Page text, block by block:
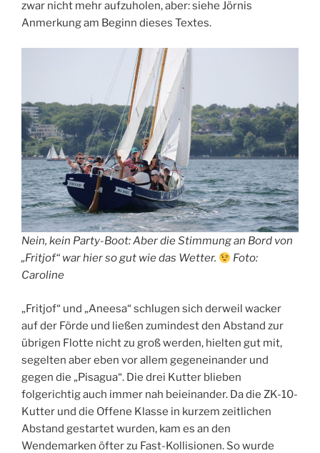
zwar nicht mehr aufzuholen, aber: siehe Jörnis
Anmerkung am Beginn dieses Textes.
Nein, kein Party-Boot: Aber die Stimmung an Bord von
„Fritjof“ war hier so gut wie das Wetter.
Foto:
Caroline
„Fritjof“ und „Aneesa“ schlugen sich derweil wacker
auf der Förde und ließen zumindest den Abstand zur
übrigen Flotte nicht zu groß werden, hielten gut mit,
segelten aber eben vor allem gegeneinander und
gegen die „Pisagua“. Die drei Kutter blieben
folgerichtig auch immer nah beieinander. Da die ZK-10-
Kutter und die Offene Klasse in kurzem zeitlichen
Abstand gestartet wurden, kam es an den
Wendemarken öfter zu Fast-Kollisionen. So wurde